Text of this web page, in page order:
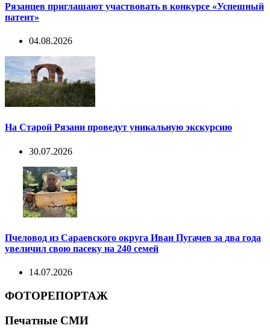
Рязанцев приглашают участвовать в конкурсе «Успешный
патент»
04.08.2026
На Старой Рязани проведут уникальную экскурсию
30.07.2026
Пчеловод из Сараевского округа Иван Пугачев за два года
увеличил свою пасеку на 240 семей
14.07.2026
ФОТОРЕПОРТАЖ
Печатные СМИ